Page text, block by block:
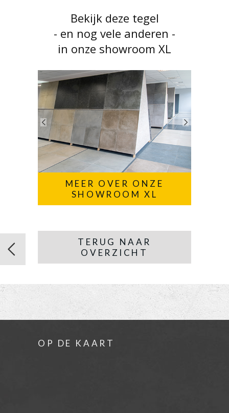
Bekijk deze tegel
- en nog vele anderen -
in onze showroom XL
MEER OVER ONZE
SHOWROOM XL
TERUG NAAR
OVERZICHT
OP DE KAART